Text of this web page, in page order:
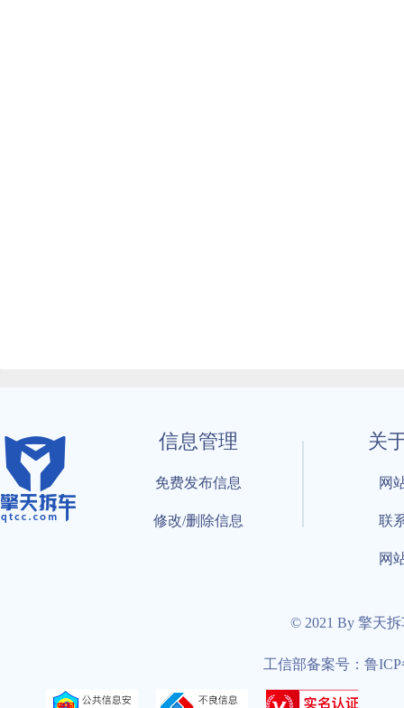
信息管理
免费发布信息
修改/删除信息
关
网
联
网
© 2021 By 擎天
工信部备案号：鲁